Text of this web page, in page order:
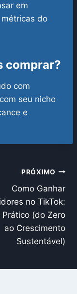
em
do
comprar?
com
seu nicho
e
PRÓXIMO
Como Ganhar
no TikTok:
Prático (do Zero
ao Crescimento
Sustentável)